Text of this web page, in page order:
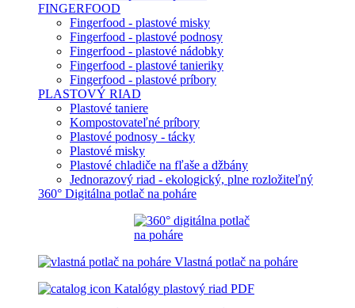
FINGERFOOD
Fingerfood - plastové misky
Fingerfood - plastové podnosy
Fingerfood - plastové nádobky
Fingerfood - plastové tanieriky
Fingerfood - plastové príbory
PLASTOVÝ RIAD
Plastové taniere
Kompostovateľné príbory
Plastové podnosy - tácky
Plastové misky
Plastové chladiče na fľaše a džbány
Jednorazový riad - ekologický, plne rozložiteľný
360° Digitálna potlač na poháre
Vlastná potlač na poháre
Katalógy plastový riad PDF